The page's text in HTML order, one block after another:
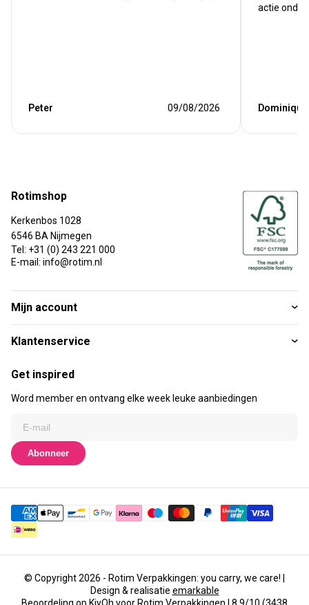
Peter 09/08/2026
actie
Dominique
Rotimshop
Kerkenbos 1028
6546 BA Nijmegen
Tel: +31 (0) 243 221 000
E-mail: info@rotim.nl
Mijn account
Klantenservice
Get inspired
Word member en ontvang elke week leuke aanbiedingen
Abonneer
© Copyright 2026 - Rotim Verpakkingen: you carry, we care! |
Design & realisatie emarkable
Beoordeling op KiyOh voor Rotim Verpakkingen | 8,9/10 (3438